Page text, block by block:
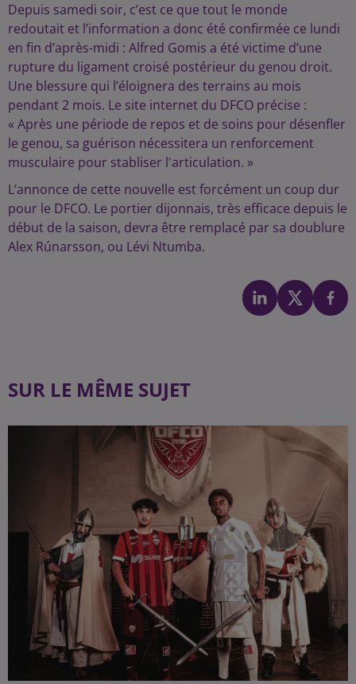
Depuis samedi soir, c’est ce que tout le monde
redoutait et l’information a donc été confirmée ce lundi
en fin d’après-midi : Alfred Gomis a été victime d’une
rupture du ligament croisé postérieur du genou droit.
Une blessure qui l’éloignera des terrains au mois
pendant 2 mois. Le site internet du DFCO précise :
« Après une période de repos et de soins pour désenfler
le genou, sa guérison nécessitera un renforcement
musculaire pour stabliser l'articulation. »
L’annonce de cette nouvelle est forcément un coup dur
pour le DFCO. Le portier dijonnais, très efficace depuis le
début de la saison, devra être remplacé par sa doublure
Alex Rúnarsson, ou Lévi Ntumba.
SUR LE MÊME SUJET